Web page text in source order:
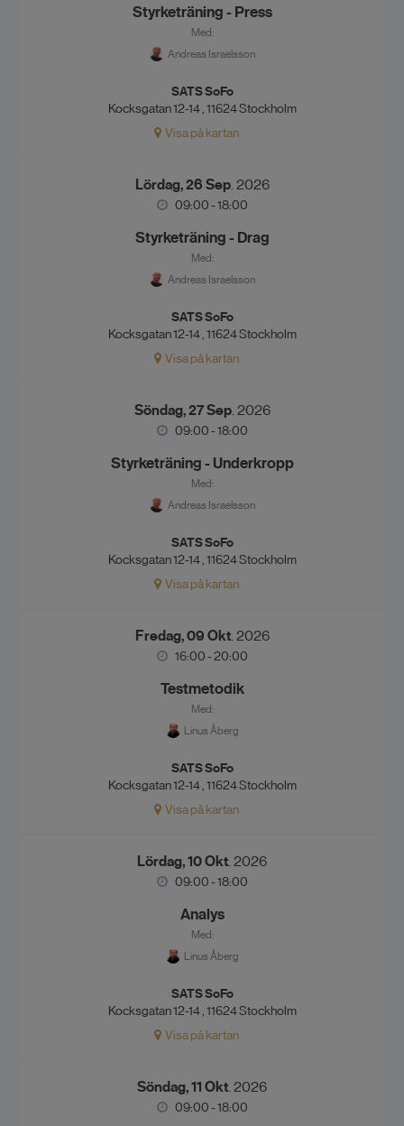
Styrketräning - Press
Med:
Andreas Israelsson
SATS SoFo
Kocksgatan 12-14 , 11624 Stockholm
Visa på kartan
Lördag, 26 Sep. 2026
09:00 - 18:00
Styrketräning - Drag
Med:
Andreas Israelsson
SATS SoFo
Kocksgatan 12-14 , 11624 Stockholm
Visa på kartan
Söndag, 27 Sep. 2026
09:00 - 18:00
Styrketräning - Underkropp
Med:
Andreas Israelsson
SATS SoFo
Kocksgatan 12-14 , 11624 Stockholm
Visa på kartan
Fredag, 09 Okt. 2026
16:00 - 20:00
Testmetodik
Med:
Linus Åberg
SATS SoFo
Kocksgatan 12-14 , 11624 Stockholm
Visa på kartan
Lördag, 10 Okt. 2026
09:00 - 18:00
Analys
Med:
Linus Åberg
SATS SoFo
Kocksgatan 12-14 , 11624 Stockholm
Visa på kartan
Söndag, 11 Okt. 2026
09:00 - 18:00